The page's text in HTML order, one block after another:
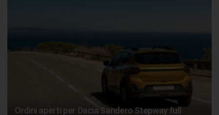
Ordini aperti per Dacia Sandero Stepway full